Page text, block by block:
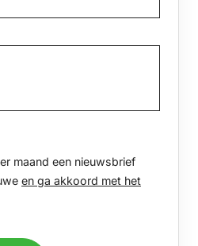
maand een nieuwsbrief
en ga akkoord met het